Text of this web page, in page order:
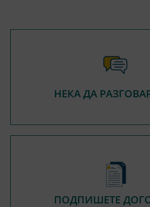
НЕКА ДА
ПОДПИШЕТЕ